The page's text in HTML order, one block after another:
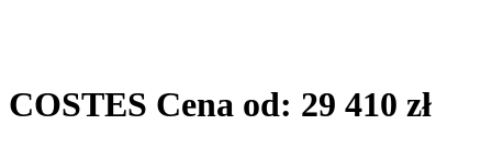
COSTES Cena od: 29 410 zł